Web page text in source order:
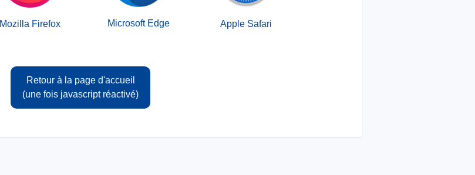
Mozilla Firefox Microsoft Edge Apple Safari
Retour à la page d'accueil
(une fois javascript réactivé)